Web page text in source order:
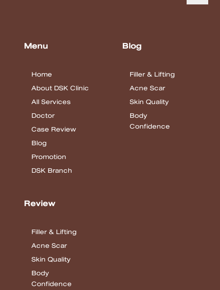
Menu
Home
About DSK Clinic
All Services
Doctor
Case Review
Blog
Promotion
DSK Branch
Blog
Filler & Lifting
Acne Scar
Skin Quality
Body
Confidence
Review
Filler & Lifting
Acne Scar
Skin Quality
Body
Confidence